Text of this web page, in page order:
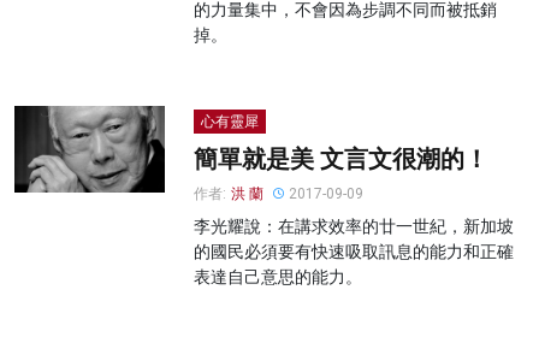
的力量集中，不會因為步調不同而被抵銷
掉。
心有靈犀
簡單就是美 文言文很潮的！
作者: 洪 蘭 2017-09-09
李光耀說：在講求效率的廿一世紀，新加坡
的國民必須要有快速吸取訊息的能力和正確
表達自己意思的能力。